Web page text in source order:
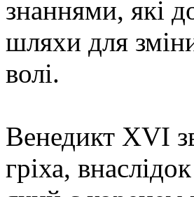
знаннями, які
шляхи для
волі.
Венедикт XVI
гріха,